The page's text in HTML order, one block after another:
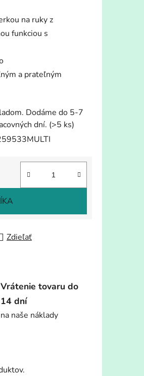
na ruky z
funkciou s
a prateľným
Dodáme do 5-7
dní. (>5 ks)
Zdieľať
Vrátenie tovaru do
14 dní
na naše náklady